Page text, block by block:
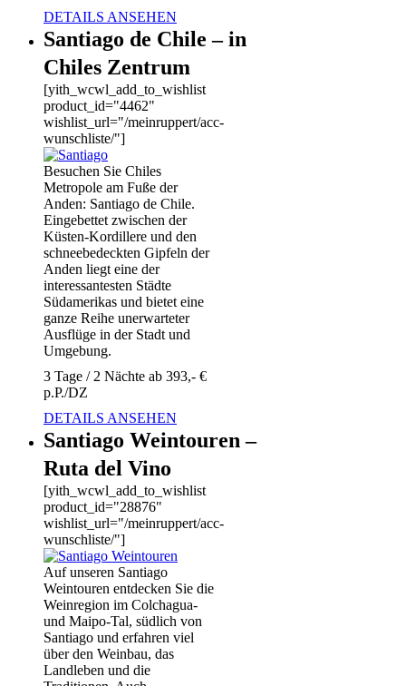
DETAILS ANSEHEN
Santiago de Chile – in
Chiles Zentrum
[yith_wcwl_add_to_wishlist
product_id="4462"
wishlist_url="/meinruppert/acc-
wunschliste/"]
Besuchen Sie Chiles
Metropole am Fuße der
Anden: Santiago de Chile.
Eingebettet zwischen der
Küsten-Kordillere und den
schneebedeckten Gipfeln der
Anden liegt eine der
interessantesten Städte
Südamerikas und bietet eine
ganze Reihe unerwarteter
Ausflüge in der Stadt und
Umgebung.
3 Tage / 2 Nächte ab 393,- €
p.P./DZ
DETAILS ANSEHEN
Santiago Weintouren –
Ruta del Vino
[yith_wcwl_add_to_wishlist
product_id="28876"
wishlist_url="/meinruppert/acc-
wunschliste/"]
Auf unseren Santiago
Weintouren entdecken Sie die
Weinregion im Colchagua-
und Maipo-Tal, südlich von
Santiago und erfahren viel
über den Weinbau, das
Landleben und die